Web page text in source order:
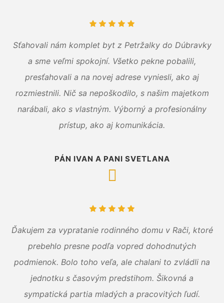
Sťahovali nám komplet byt z Petržalky do Dúbravky
a sme veľmi spokojní. Všetko pekne pobalili,
presťahovali a na novej adrese vyniesli, ako aj
rozmiestnili. Nič sa nepoškodilo, s našim majetkom
narábali, ako s vlastným. Výborný a profesionálny
prístup, ako aj komunikácia.
PÁN IVAN A PANI SVETLANA
Ďakujem za vypratanie rodinného domu v Rači, ktoré
prebehlo presne podľa vopred dohodnutých
podmienok. Bolo toho veľa, ale chalani to zvládli na
jednotku s časovým predstihom. Šikovná a
sympatická partia mladých a pracovitých ľudí.